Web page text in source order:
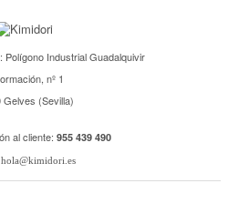
Polígono Industrial Guadalquivir
nº 1
Gelves (Sevilla)
al cliente: 955 439 490
hola@kimidori.es